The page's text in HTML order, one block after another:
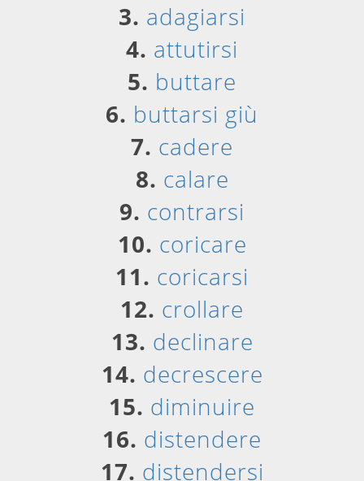
3. adagiarsi
4. attutirsi
5. buttare
6. buttarsi giù
7. cadere
8. calare
9. contrarsi
10. coricare
11. coricarsi
12. crollare
13. declinare
14. decrescere
15. diminuire
16. distendere
17. distendersi